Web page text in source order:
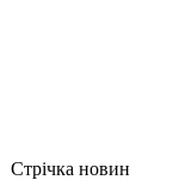
Стрічка новин